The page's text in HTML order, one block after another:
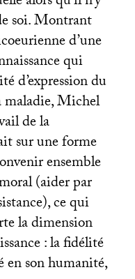
soi. Montrant
d’une
qui
d’expression du
maladie, Michel
de la
sur une forme
ensemble
(aider par
ce qui
la dimension
: la fidélité
en son humanité,